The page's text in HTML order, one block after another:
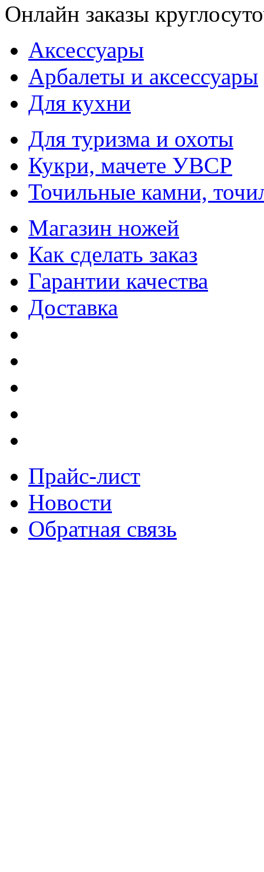
Онлайн заказы
Аксессуары
Арбалеты и аксессуары
Для кухни
Для туризма и охоты
Кукри, мачете УВСР
Точильные камни,
Магазин ножей
Как сделать заказ
Гарантии качества
Доставка
Прайс-лист
Новости
Обратная связь